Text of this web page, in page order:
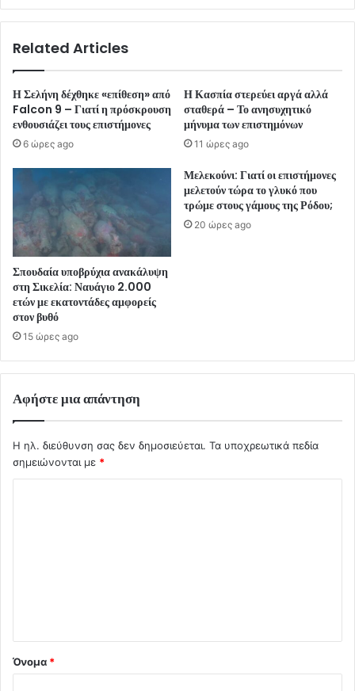
Related Articles
Η Σελήνη δέχθηκε «επίθεση» από
Falcon 9 – Γιατί η πρόσκρουση
ενθουσιάζει τους επιστήμονες
6 ώρες ago
Η Κασπία στερεύει αργά αλλά
σταθερά – Το ανησυχητικό
μήνυμα των επιστημόνων
11 ώρες ago
Σπουδαία υποβρύχια ανακάλυψη
στη Σικελία: Ναυάγιο 2.000
ετών με εκατοντάδες αμφορείς
στον βυθό
15 ώρες ago
Μελεκούνι: Γιατί οι επιστήμονες
μελετούν τώρα το γλυκό που
τρώμε στους γάμους της Ρόδου;
20 ώρες ago
Αφήστε μια απάντηση
Η ηλ. διεύθυνση σας δεν δημοσιεύεται. Τα υποχρεωτικά πεδία
σημειώνονται με *
Όνομα *